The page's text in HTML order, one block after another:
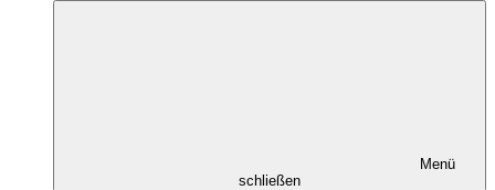
Menü
schließen